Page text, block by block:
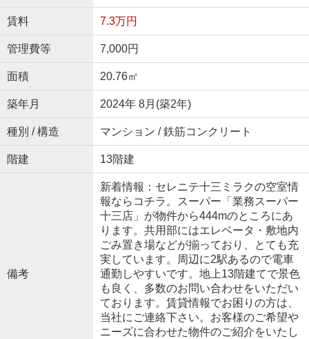
賃料 7.3万円
管理費等 7,000円
面積 20.76㎡
築年月 2024年 8月(築2年)
種別 / 構造 マンション / 鉄筋コンクリート
階建 13階建
備考
新着情報：セレニテ十三ミラクの空室情
報ならコチラ。スーパー「業務スーパー
十三店」が物件から444mのところにあ
ります。共用部にはエレベータ・敷地内
ごみ置き場などが揃っており、とても充
実しています。周辺に2駅あるので電車
通勤しやすいです。地上13階建てで景色
も良く、多数のお問い合わせをいただい
ております。賃貸情報でお困りの方は、
当社にご連絡下さい。お客様のご希望や
ニーズに合わせた物件のご紹介をいたし